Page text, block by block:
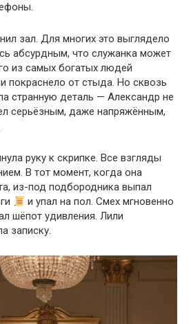
зал. Для многих это выглядело
абсурдным, что служанка может
из самых богатых людей
покраснело от стыда. Но сквозь
странную деталь — Александр не
серьёзным, даже напряжённым,
руку к скрипке. Все взгляды
В тот момент, когда она
из-под подбородника выпал
и упал на пол. Смех мгновенно
шёпот удивления. Лили
записку.